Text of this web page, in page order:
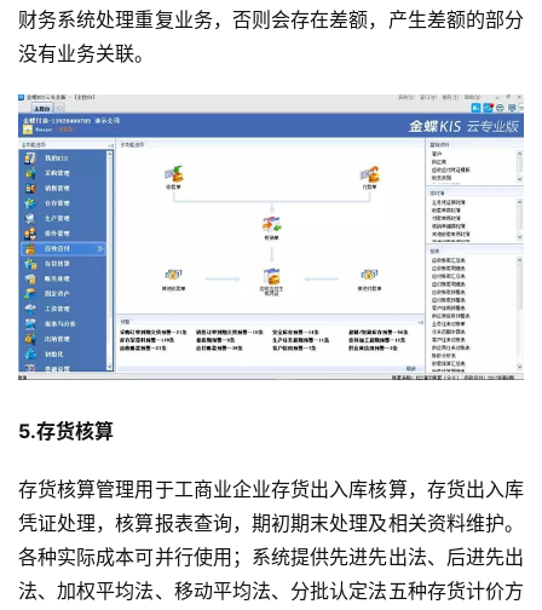
财务系统处理重复业务，否则会存在差额，产生差额的部分
没有业务关联。
5.存货核算
存货核算管理用于工商业企业存货出入库核算，存货出入库
凭证处理，核算报表查询，期初期末处理及相关资料维护。
各种实际成本可并行使用；系统提供先进先出法、后进先出
法、加权平均法、移动平均法、分批认定法五种存货计价方